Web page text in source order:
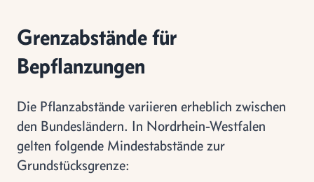
Grenzabstände für
Bepflanzungen
Die Pflanzabstände variieren erheblich zwischen
den Bundesländern. In Nordrhein-Westfalen
gelten folgende Mindestabstände zur
Grundstücksgrenze: